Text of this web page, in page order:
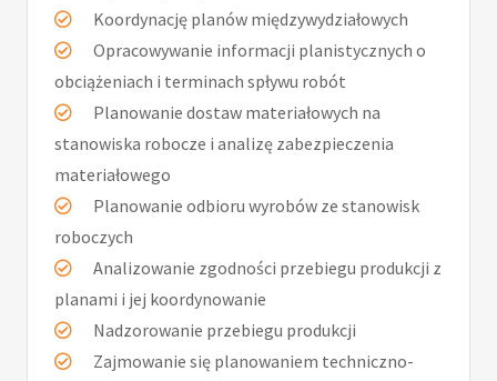
Koordynację planów międzywydziałowych
Opracowywanie informacji planistycznych o
obciążeniach i terminach spływu robót
Planowanie dostaw materiałowych na
stanowiska robocze i analizę zabezpieczenia
materiałowego
Planowanie odbioru wyrobów ze stanowisk
roboczych
Analizowanie zgodności przebiegu produkcji z
planami i jej koordynowanie
Nadzorowanie przebiegu produkcji
Zajmowanie się planowaniem techniczno-